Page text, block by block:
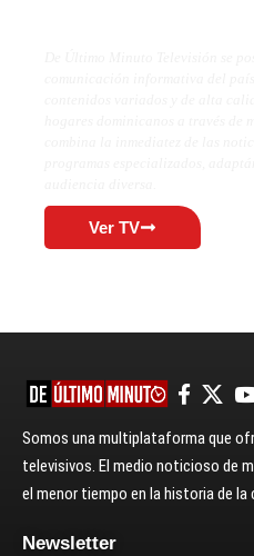
Ver TV
Somos una multiplataforma que
televisivos. El medio noticioso de
el menor tiempo en la historia de la
Newsletter